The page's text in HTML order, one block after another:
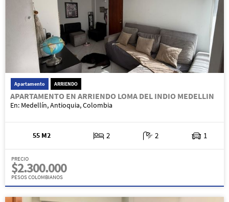
Apartamento ARRIENDO
APARTAMENTO EN ARRIENDO LOMA DEL INDIO MEDELLIN
En: Medellín, Antioquia, Colombia
55 M2 2 2 1
PRECIO
$2.300.000
PESOS COLOMBIANOS